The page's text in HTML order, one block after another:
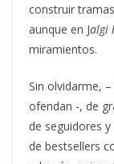
construir
aunque en Jalgi
miramientos.
Sin olvidarme,
ofendan -, de
de seguidores
de bestsellers